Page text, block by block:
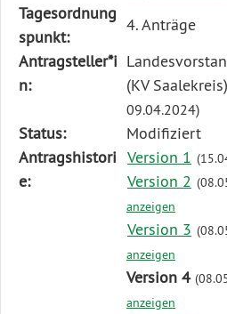
beschreibt
den
Status,
die
und
verschiedene
Rahmendaten
Tagesordnung
spunkt:
4. Anträge
Antragsteller*i
n:
(KV Saalekreis)
09.04.2024)
Status:
Modifiziert
Antragshistori
e:
Version 1
Version 2
anzeigen
Version 3
anzeigen
Version 4
anzeigen